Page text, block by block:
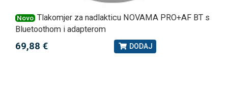
Novo Tlakomjer za nadlakticu NOVAMA PRO+AF BT s
Bluetoothom i adapterom
69,88 € DODAJ